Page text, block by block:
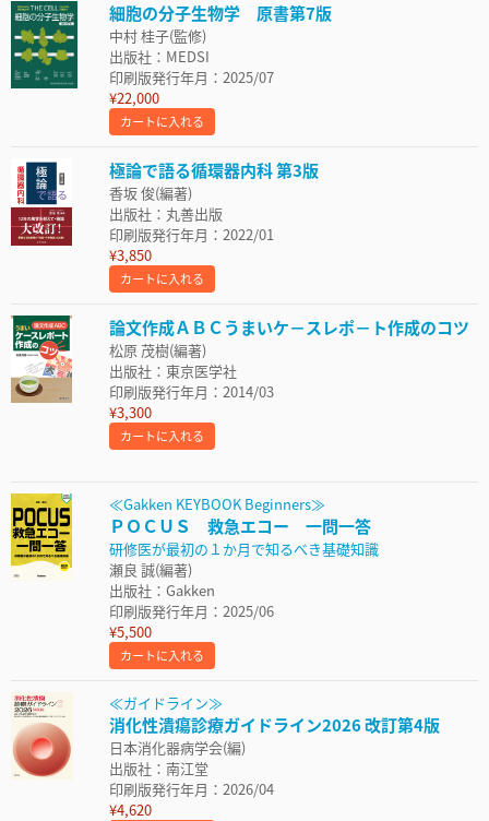
細胞の分子生物学 原書第7版
中村 桂子(監修)
出版社：MEDSI
印刷版発行年月：2025/07
¥22,000
カートに入れる
極論で語る循環器内科 第3版
香坂 俊(編著)
出版社：丸善出版
印刷版発行年月：2022/01
¥3,850
カートに入れる
論文作成ＡＢＣうまいケ－スレポ－ト作成のコツ
松原 茂樹(編著)
出版社：東京医学社
印刷版発行年月：2014/03
¥3,300
カートに入れる
≪Gakken KEYBOOK Beginners≫
ＰＯＣＵＳ 救急エコー 一問一答
研修医が最初の１か月で知るべき基礎知識
瀬良 誠(編著)
出版社：Gakken
印刷版発行年月：2025/06
¥5,500
カートに入れる
≪ガイドライン≫
消化性潰瘍診療ガイドライン2026 改訂第4版
日本消化器病学会(編)
出版社：南江堂
印刷版発行年月：2026/04
¥4,620